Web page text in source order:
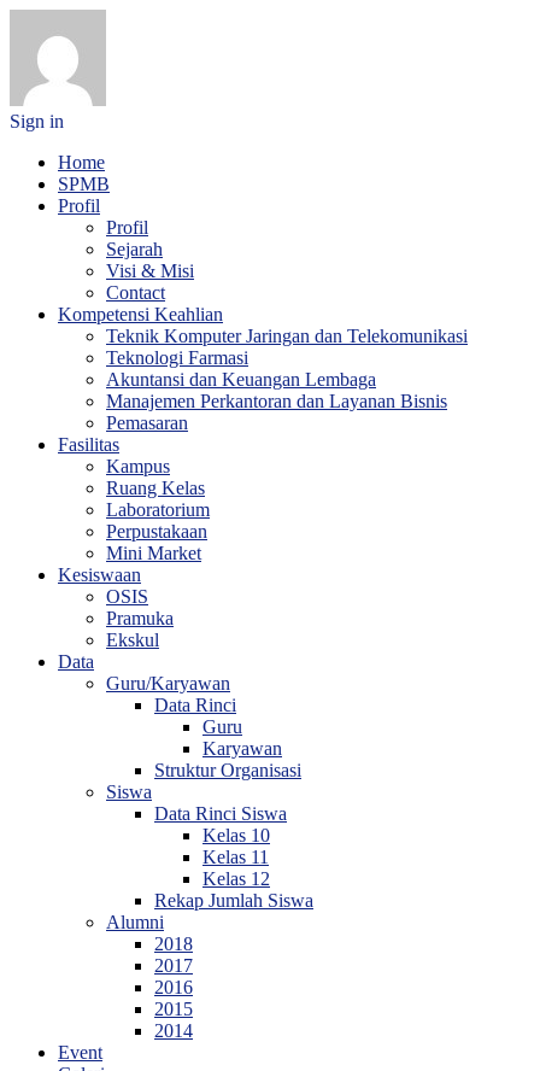
Sign in
Home
SPMB
Profil
Profil
Sejarah
Visi & Misi
Contact
Kompetensi Keahlian
Teknik Komputer Jaringan dan Telekomunikasi
Teknologi Farmasi
Akuntansi dan Keuangan Lembaga
Manajemen Perkantoran dan Layanan Bisnis
Pemasaran
Fasilitas
Kampus
Ruang Kelas
Laboratorium
Perpustakaan
Mini Market
Kesiswaan
OSIS
Pramuka
Ekskul
Data
Guru/Karyawan
Data Rinci
Guru
Karyawan
Struktur Organisasi
Siswa
Data Rinci Siswa
Kelas 10
Kelas 11
Kelas 12
Rekap Jumlah Siswa
Alumni
2018
2017
2016
2015
2014
Event